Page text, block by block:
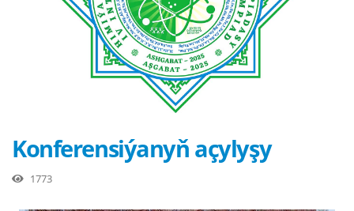
Konferensiýanyň açylyşy
1773